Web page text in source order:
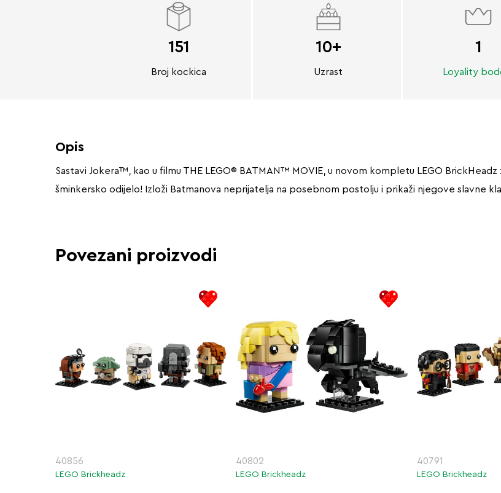
151
Broj kockica
10+
Uzrast
1
Loyality
Opis
Sastavi Jokera™, kao u filmu THE LEGO® BATMAN™ MOVIE, u novom kompletu LEGO
šminkersko odijelo! Izloži Batmanova neprijatelja na posebnom postolju i prikaži njegove slavne
Povezani proizvodi
40856
LEGO Brickheadz
40802
LEGO Brickheadz
40791
LEGO Brickheadz